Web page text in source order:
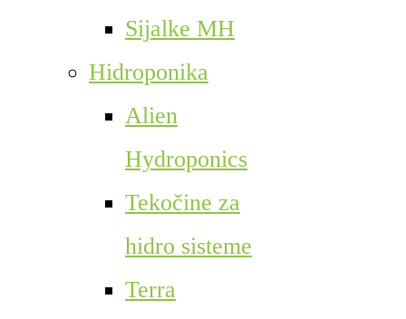
Sijalke MH
Hidroponika
Alien
Hydroponics
Tekočine za
hidro sisteme
Terra